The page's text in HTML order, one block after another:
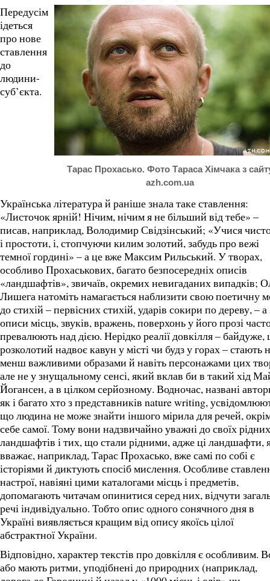
Тарас Прохасько. Фото Тараса Хімчака з
azh.com.ua
Передусім
ідеться
про нове
ставлення
до
людини-
суб’єкта.
Українська література й раніше знала таке ставлення:
«Листочок ярній! Нічим, нічим я не більший від тебе» –
писав, наприклад, Володимир Свідзінський; «Учися
і простоти, і, стопчуючи килим золотий, забудь про вежі
темної гордині» – а це вже Максим Рильський. У творах,
особливо Прохаськових, багато безпосередніх описів
«ландшафтів», звичаїв, окремих невигаданих випадків;
Лишега натоміть намагається наблизити свою поетичну
до стихій – первісних стихій, ударів сокири по дереву, – а
описи місць, звуків, вражень, поверхонь у його прозі
превалюють над дією. Нерідко реалії довкілля – байдуже,
розколотий надвоє кавун у місті чи будз у горах – стають
менш важливими образами й навіть персонажами цих
але не у знущальному сенсі, який вклав би в такий хід
Йогансен, а в цілком серйозному. Водночас, названі
як і багато хто з представників nature writing,
що людина не може знайти іншого мірила для речей,
себе самої. Тому вони надзвичайно уважні до своїх рідних
ландшафтів і тих, що стали рідними, адже ці ландшафти,
вважає, наприклад, Тарас Прохасько, вже самі по собі є
історіями й диктують спосіб мислення. Особливе
настрої, навіяні цими каталогами місць і предметів,
допомагають читачам опинитися серед них, відчути
речі індивідуально. Тобто опис одного сонячного дня в
Україні виявляється кращим від опису якоїсь цілої
абстрактної України.
Відповідно, характер текстів про довкілля є особливим.
або мають ритми, уподібнені до природних (наприклад,